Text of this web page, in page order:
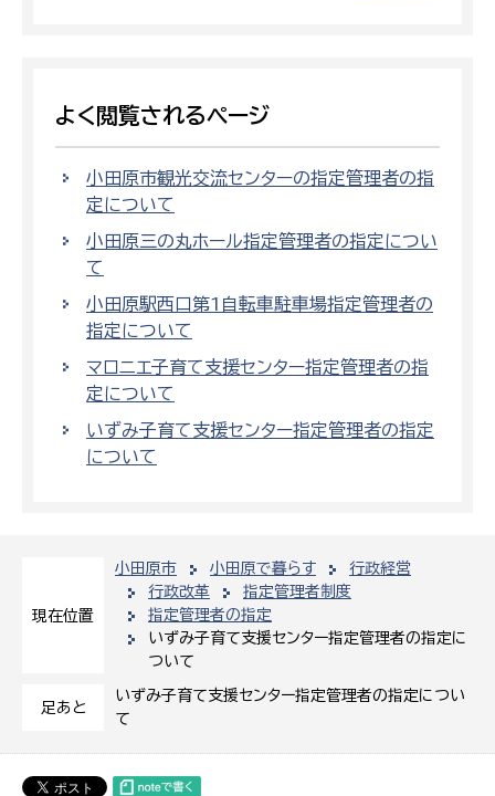
現在位置
小田原市 小田原で暮らす
行政経営
行政改革
指定管理者制度
指定管理者の指定
いずみ子育て支援センター指定管理者の指定に
ついて
足あと
いずみ子育て支援センター指定管理者の指定につい
て
よく閲覧されるページ
小田原市観光交流センターの指定管理者の指
定について
小田原三の丸ホール指定管理者の指定につい
て
小田原駅西口第1自転車駐車場指定管理者の
指定について
マロニエ子育て支援センター指定管理者の指
定について
いずみ子育て支援センター指定管理者の指定
について